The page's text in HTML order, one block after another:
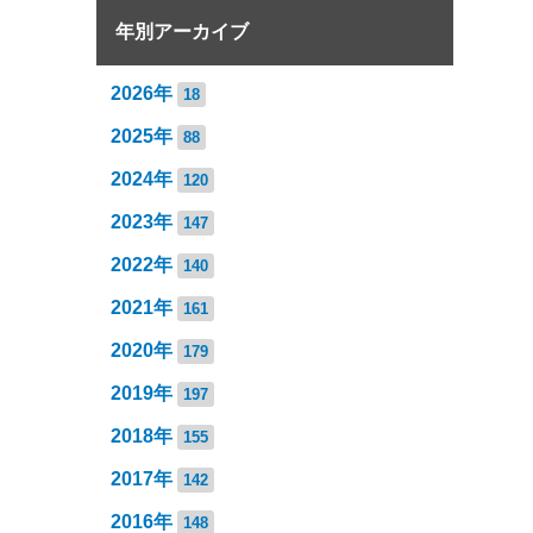
年別アーカイブ
2026年 18
2025年 88
2024年 120
2023年 147
2022年 140
2021年 161
2020年 179
2019年 197
2018年 155
2017年 142
2016年 148